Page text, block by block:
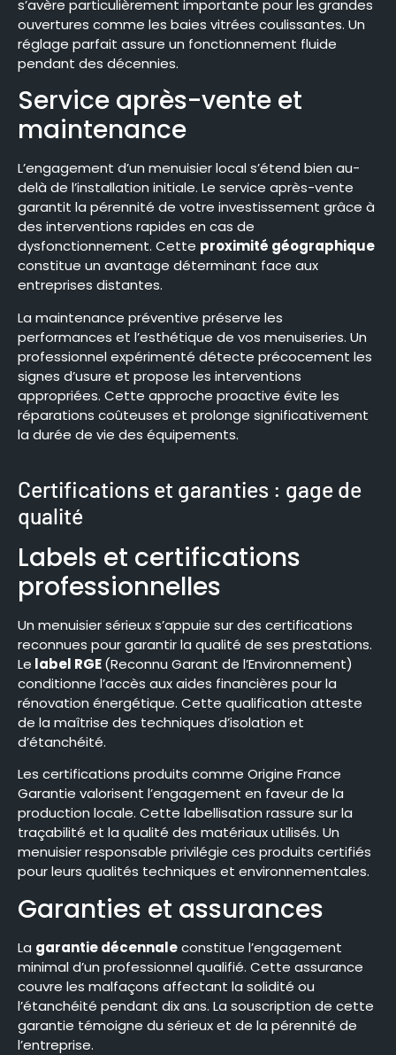
s’avère particulièrement importante pour les grandes
ouvertures comme les baies vitrées coulissantes. Un
réglage parfait assure un fonctionnement fluide
pendant des décennies.
Service après-vente et
maintenance
L’engagement d’un menuisier local s’étend bien au-
delà de l’installation initiale. Le service après-vente
garantit la pérennité de votre investissement grâce à
des interventions rapides en cas de
dysfonctionnement. Cette proximité géographique
constitue un avantage déterminant face aux
entreprises distantes.
La maintenance préventive préserve les
performances et l’esthétique de vos menuiseries. Un
professionnel expérimenté détecte précocement les
signes d’usure et propose les interventions
appropriées. Cette approche proactive évite les
réparations coûteuses et prolonge significativement
la durée de vie des équipements.
Certifications et garanties : gage de
qualité
Labels et certifications
professionnelles
Un menuisier sérieux s’appuie sur des certifications
reconnues pour garantir la qualité de ses prestations.
Le label RGE(Reconnu Garant de l’Environnement)
conditionne l’accès aux aides financières pour la
rénovation énergétique. Cette qualification atteste
de la maîtrise des techniques d’isolation et
d’étanchéité.
Les certifications produits comme Origine France
Garantie valorisent l’engagement en faveur de la
production locale. Cette labellisation rassure sur la
traçabilité et la qualité des matériaux utilisés. Un
menuisier responsable privilégie ces produits certifiés
pour leurs qualités techniques et environnementales.
Garanties et assurances
La garantie décennaleconstitue l’engagement
minimal d’un professionnel qualifié. Cette assurance
couvre les malfaçons affectant la solidité ou
l’étanchéité pendant dix ans. La souscription de cette
garantie témoigne du sérieux et de la pérennité de
l’entreprise.